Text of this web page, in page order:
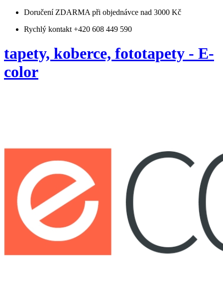
Doručení ZDARMA při objednávce nad 3000 Kč
Rychlý kontakt +420 608 449 590
tapety, koberce, fototapety - E-
color